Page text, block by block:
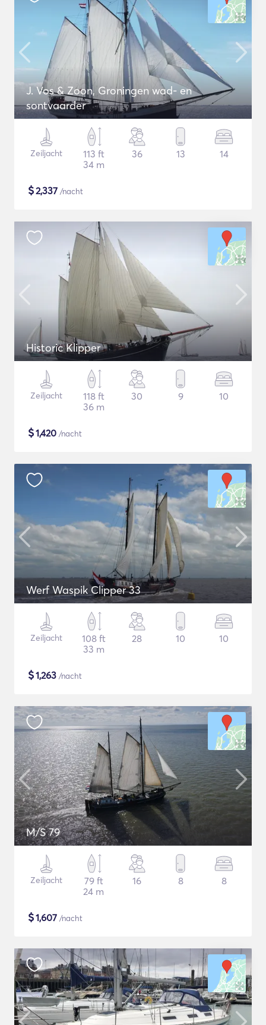
J. Vos & Zoon, Groningen wad- en
sontvaarder
Zeiljacht
113 ft
34 m
36 13 14
$2,337 /nacht
Historic Klipper
Zeiljacht
118 ft
36 m
30 9 10
$1,420 /nacht
Werf Waspik Clipper 33
Zeiljacht
108 ft
33 m
28 10 10
$1,263 /nacht
M/S 79
Zeiljacht
79 ft
24 m
16 8 8
$1,607 /nacht